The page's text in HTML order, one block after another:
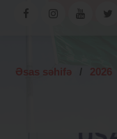
Əsas səhifə / 2026